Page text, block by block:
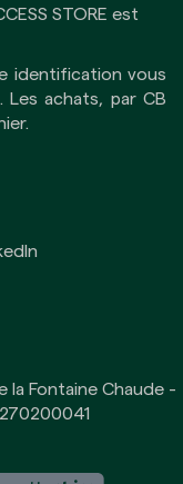
STORE est
identification vous
achats, par CB
la Fontaine Chaude -